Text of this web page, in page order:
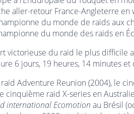
aller-retour France-Angleterre
du monde de raids aux
du monde des raids en
victorieuse du raid le plus difficile
6 jours, 19 heures, 14 minutes et
Adventure Reunion (2004), le
cinquième raid X-series en
international Ecomotion au Brésil